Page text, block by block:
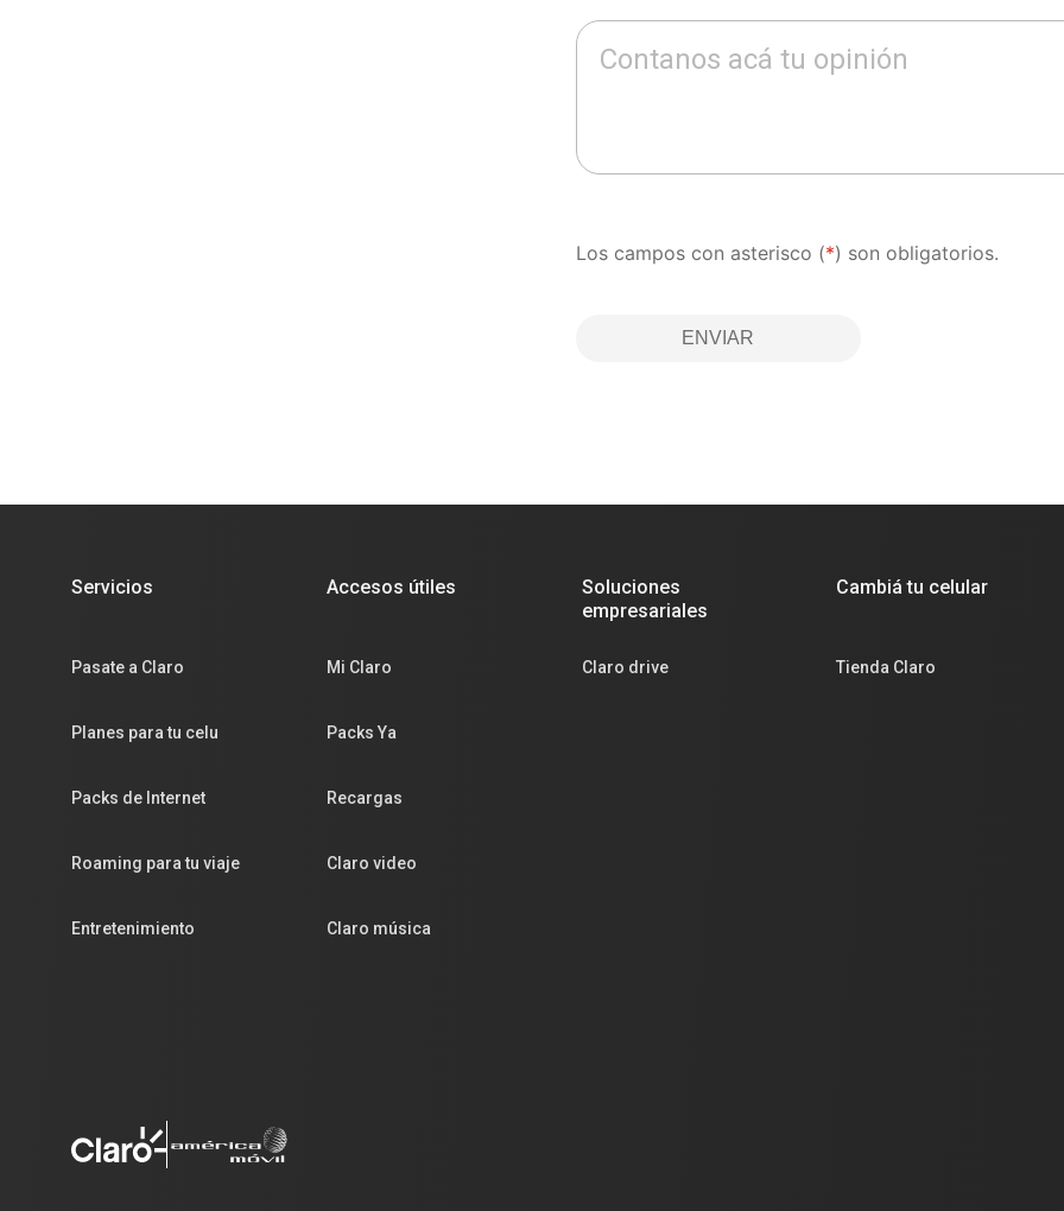
Contanos acá tu opinión
Los campos con asterisco (*) son obligatorios.
ENVIAR
Servicios
Pasate a Claro
Planes para tu celu
Packs de Internet
Roaming para tu viaje
Entretenimiento
Accesos útiles
Mi Claro
Packs Ya
Recargas
Claro video
Claro música
Soluciones
empresariales
Claro drive
Cambiá tu celular
Tienda Claro